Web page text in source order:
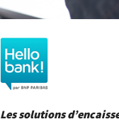
Les solutions